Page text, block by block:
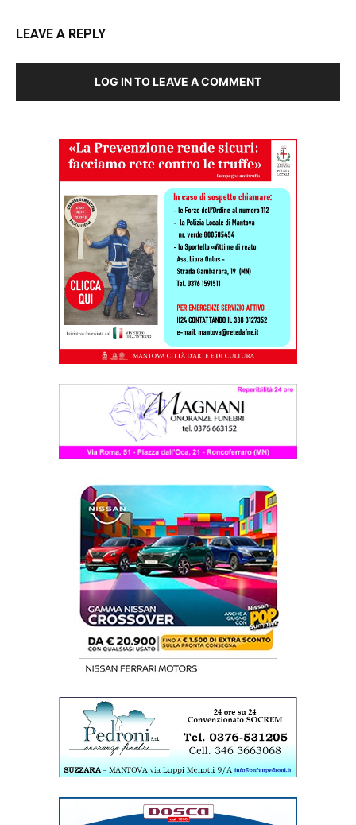
LEAVE A REPLY
LOG IN TO LEAVE A COMMENT